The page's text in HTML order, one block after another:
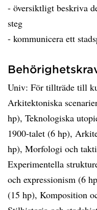
- översiktligt beskriva
steg
- kommunicera ett
Univ: För tillträde till
Arkitektoniska
hp), Teknologiska
1900-talet (6 hp),
hp), Morfologi och
Experimentella
och expressionism (6
(15 hp), Komposition